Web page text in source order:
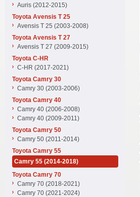
Auris (2012-2015)
Toyota Avensis T 25
Avensis T 25 (2003-2008)
Toyota Avensis T 27
Avensis T 27 (2009-2015)
Toyota C-HR
C-HR (2017-2021)
Toyota Camry 30
Camry 30 (2003-2006)
Toyota Camry 40
Camry 40 (2006-2008)
Camry 40 (2009-2011)
Toyota Camry 50
Camry 50 (2011-2014)
Toyota Camry 55
Camry 55 (2014-2018)
Toyota Camry 70
Camry 70 (2018-2021)
Camry 70 (2021-2024)